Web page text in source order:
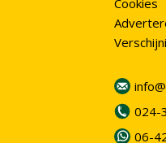
Cookies
024-
06-